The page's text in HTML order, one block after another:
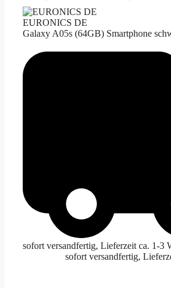
EURONICS DE
Galaxy A05s (64GB) Smartphone
sofort versandfertig, Lieferzeit ca. 1-3
sofort versandfertig,